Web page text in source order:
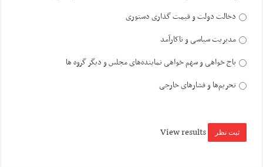
دخالت دولت و قیمت گذاری دستوری
مدیریت سیاسی و ناکارآمد
باج خواهی و سهم خواهی نماینده‌های مجلس و دیگر گروه ها
تحریم‌ها و فشارهای خارجی
View results